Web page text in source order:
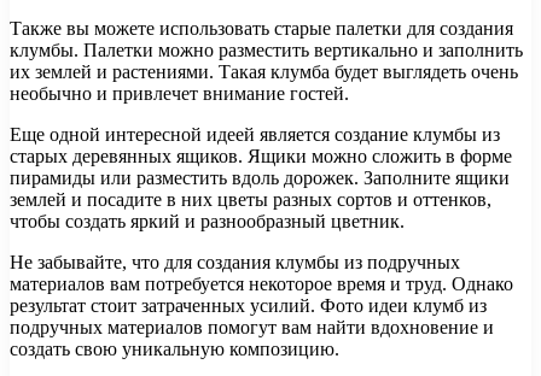
Также вы можете использовать старые палетки для создания
клумбы. Палетки можно разместить вертикально и заполнить
их землей и растениями. Такая клумба будет выглядеть очень
необычно и привлечет внимание гостей.
Еще одной интересной идеей является создание клумбы из
старых деревянных ящиков. Ящики можно сложить в форме
пирамиды или разместить вдоль дорожек. Заполните ящики
землей и посадите в них цветы разных сортов и оттенков,
чтобы создать яркий и разнообразный цветник.
Не забывайте, что для создания клумбы из подручных
материалов вам потребуется некоторое время и труд. Однако
результат стоит затраченных усилий. Фото идеи клумб из
подручных материалов помогут вам найти вдохновение и
создать свою уникальную композицию.